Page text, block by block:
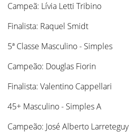
Campeã: Lívia Letti Tribino
Finalista: Raquel Smidt
5ª Classe Masculino - Simples
Campeão: Douglas Fiorin
Finalista: Valentino Cappellari
45+ Masculino - Simples A
Campeão: José Alberto Larreteguy